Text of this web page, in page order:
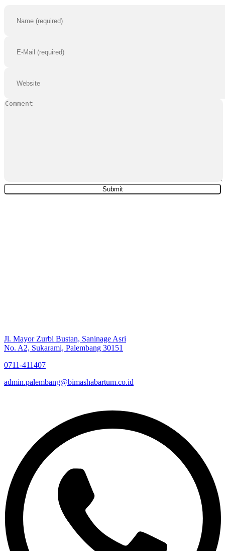
Jl. Mayor Zurbi Bustan, Saninage Asri
No. A2, Sukarami, Palembang 30151
0711-411407
admin.palembang@bimashabartum.co.id